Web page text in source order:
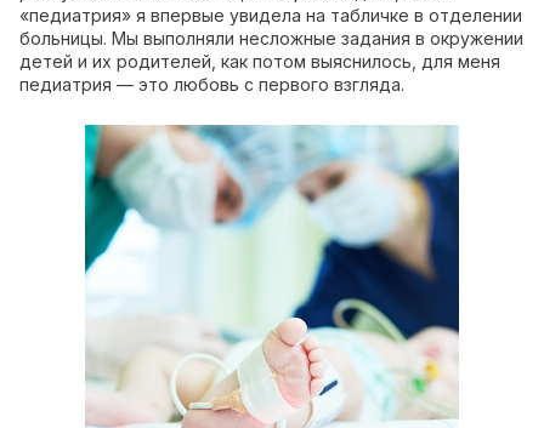
«педиатрия» я впервые увидела на табличке в отделении
больницы. Мы выполняли несложные задания в окружении
детей и их родителей, как потом выяснилось, для меня
педиатрия — это любовь с первого взгляда.